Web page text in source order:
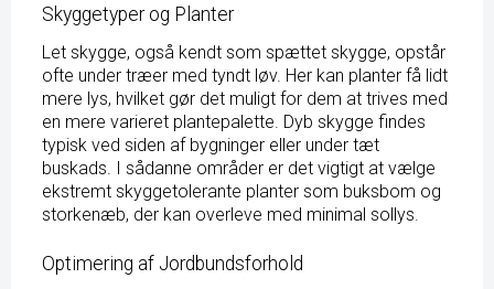
Skyggetyper og Planter
Let skygge, også kendt som spættet skygge, opstår
ofte under træer med tyndt løv. Her kan planter få lidt
mere lys, hvilket gør det muligt for dem at trives med
en mere varieret plantepalette. Dyb skygge findes
typisk ved siden af bygninger eller under tæt
buskads. I sådanne områder er det vigtigt at vælge
ekstremt skyggetolerante planter som buksbom og
storkenæb, der kan overleve med minimal sollys.
Optimering af Jordbundsforhold